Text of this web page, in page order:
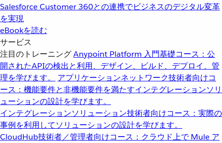
Salesforce Customer 360との連携でビジネスのデジタル変革
を実現
eBookを読む
サービス
注目のトレーニングAnypoint Platform 入門基礎コース：公
開されたAPIの検出と利用、デザイン、ビルド、デプロイ、管
理を学びます。
アプリケーションネットワーク技術者向けコ
ース：機能要件と非機能要件を満たすインテグレーションソリ
ューションの設計を学びます。
インテグレーションソリューション技術者向けコース：実際の
事例を利用してソリューションの設計を学びます。
CloudHub技術者／管理者向けコース：クラウド上で Mule ア